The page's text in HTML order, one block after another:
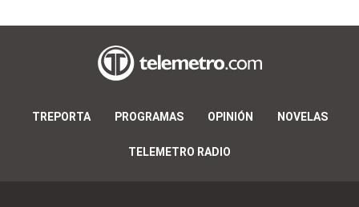
TREPORTA PROGRAMAS OPINIÓN NOVELAS
TELEMETRO RADIO